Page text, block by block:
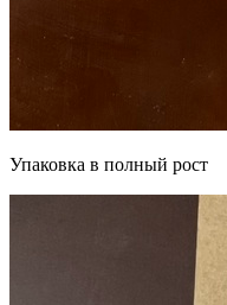
Упаковка в полный рост